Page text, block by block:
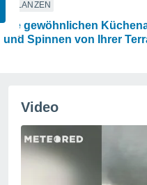
PFLANZEN
Die gewöhnlichen
und Spinnen von Ihrer
Video